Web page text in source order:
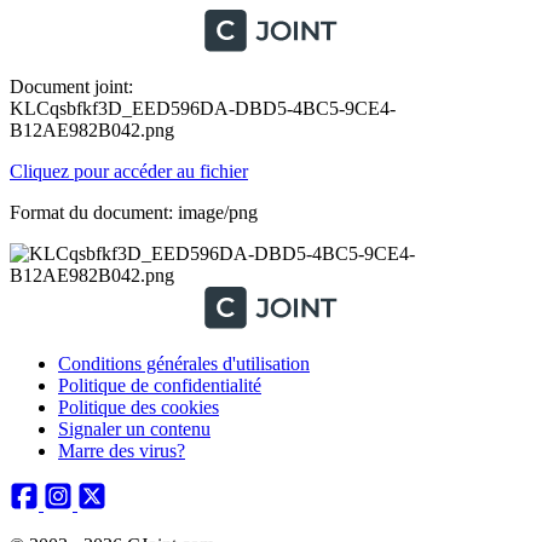
Document joint:
KLCqsbfkf3D_EED596DA-DBD5-4BC5-9CE4-
B12AE982B042.png
Cliquez pour accéder au fichier
Format du document: image/png
Conditions générales d'utilisation
Politique de confidentialité
Politique des cookies
Signaler un contenu
Marre des virus?